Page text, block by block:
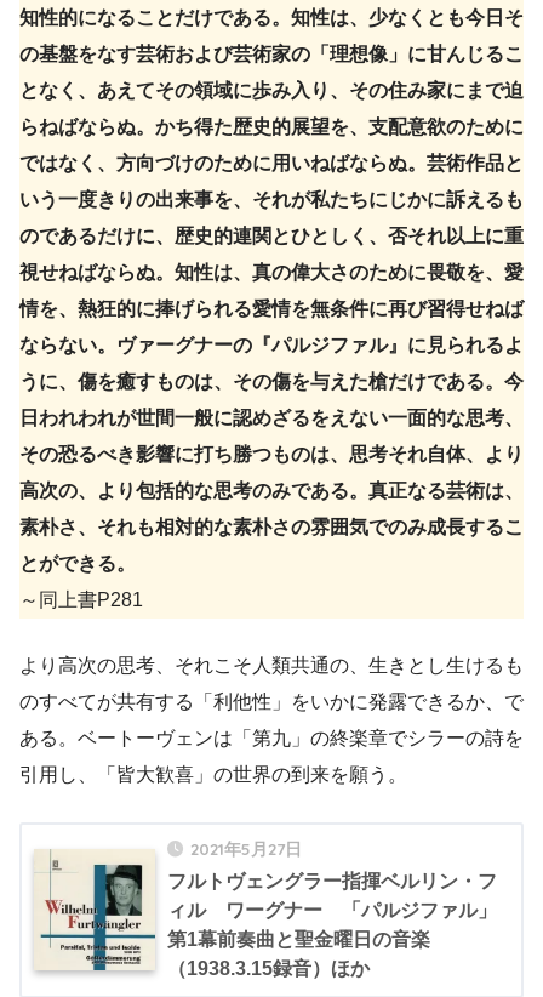
知性的になることだけである。知性は、少なくとも今日そ
の基盤をなす芸術および芸術家の「理想像」に甘んじるこ
となく、あえてその領域に歩み入り、その住み家にまで迫
らねばならぬ。かち得た歴史的展望を、支配意欲のために
ではなく、方向づけのために用いねばならぬ。芸術作品と
いう一度きりの出来事を、それが私たちにじかに訴えるも
のであるだけに、歴史的連関とひとしく、否それ以上に重
視せねばならぬ。知性は、真の偉大さのために畏敬を、愛
情を、熱狂的に捧げられる愛情を無条件に再び習得せねば
ならない。ヴァーグナーの『パルジファル』に見られるよ
うに、傷を癒すものは、その傷を与えた槍だけである。今
日われわれが世間一般に認めざるをえない一面的な思考、
その恐るべき影響に打ち勝つものは、思考それ自体、より
高次の、より包括的な思考のみである。真正なる芸術は、
素朴さ、それも相対的な素朴さの雰囲気でのみ成長するこ
とができる。
～同上書P281
より高次の思考、それこそ人類共通の、生きとし生けるも
のすべてが共有する「利他性」をいかに発露できるか、で
ある。ベートーヴェンは「第九」の終楽章でシラーの詩を
引用し、「皆大歓喜」の世界の到来を願う。
2021年5月27日
フルトヴェングラー指揮ベルリン・フ
ィル ワーグナー 「パルジファル」
第1幕前奏曲と聖金曜日の音楽
（1938.3.15録音）ほか